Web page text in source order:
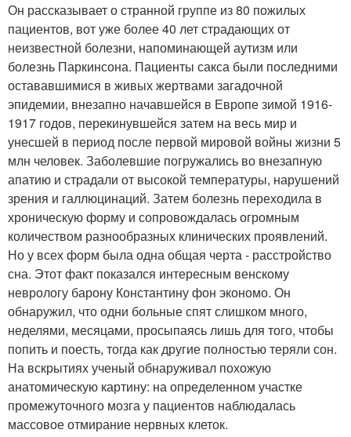
Он рассказывает о странной группе из 80 пожилых
пациентов, вот уже более 40 лет страдающих от
неизвестной болезни, напоминающей аутизм или
болезнь Паркинсона. Пациенты сакса были последними
остававшимися в живых жертвами загадочной
эпидемии, внезапно начавшейся в Европе зимой 1916-
1917 годов, перекинувшейся затем на весь мир и
унесшей в период после первой мировой войны жизни 5
млн человек. Заболевшие погружались во внезапную
апатию и страдали от высокой температуры, нарушений
зрения и галлюцинаций. Затем болезнь переходила в
хроническую форму и сопровождалась огромным
количеством разнообразных клинических проявлений.
Но у всех форм была одна общая черта - расстройство
сна. Этот факт показался интересным венскому
неврологу барону Константину фон экономо. Он
обнаружил, что одни больные спят слишком много,
неделями, месяцами, просыпаясь лишь для того, чтобы
попить и поесть, тогда как другие полностью теряли сон.
На вскрытиях ученый обнаруживал похожую
анатомическую картину: на определенном участке
промежуточного мозга у пациентов наблюдалась
массовое отмирание нервных клеток.